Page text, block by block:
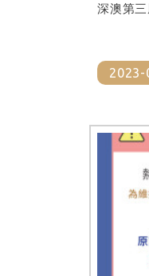
深澳第
2023-